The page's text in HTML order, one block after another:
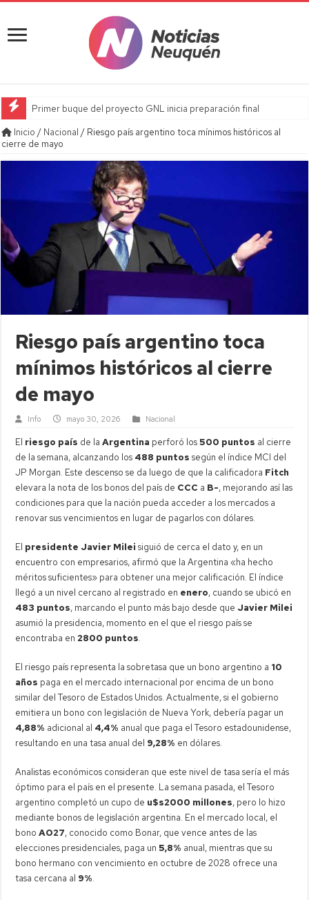
Primer buque del proyecto GNL inicia preparación final
Inicio / Nacional / Riesgo país argentino toca mínimos históricos al
cierre de mayo
Riesgo país argentino toca
mínimos históricos al cierre
de mayo
Info mayo 30, 2026 Nacional
El riesgo país de laArgentina perforó los500 puntos al cierre
de la semana, alcanzando los 488 puntos según el índice MCI del
JP Morgan. Este descenso se da luego de que la calificadora Fitch
elevara la nota de los bonos del país de CCC a B-, mejorando así las
condiciones para que la nación pueda acceder a los mercados a
renovar sus vencimientos en lugar de pagarlos con dólares.
El presidente Javier Milei siguió de cerca el dato y, en un
encuentro con empresarios, afirmó que la Argentina «ha hecho
méritos suficientes» para obtener una mejor calificación. El índice
llegó a un nivel cercano al registrado en enero, cuando se ubicó en
483 puntos, marcando el punto más bajo desde que Javier Milei
asumió la presidencia, momento en el que el riesgo país se
encontraba en 2800 puntos.
El riesgo país representa la sobretasa que un bono argentino a 10
años paga en el mercado internacional por encima de un bono
similar del Tesoro de Estados Unidos. Actualmente, si el gobierno
emitiera un bono con legislación de Nueva York, debería pagar un
4,88% adicional al 4,4% anual que paga el Tesoro estadounidense,
resultando en una tasa anual del 9,28% en dólares.
Analistas económicos consideran que este nivel de tasa sería el más
óptimo para el país en el presente. La semana pasada, el Tesoro
argentino completó un cupo de u$s2000 millones, pero lo hizo
mediante bonos de legislación argentina. En el mercado local, el
bonoAO27, conocido como Bonar, que vence antes de las
elecciones presidenciales, paga un5,8% anual, mientras que su
bono hermano con vencimiento en octubre de 2028 ofrece una
tasa cercana al 9%.